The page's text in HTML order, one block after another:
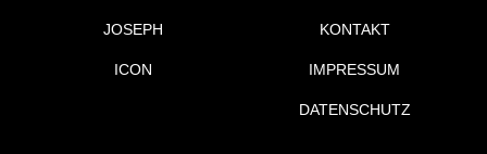
JOSEPH
ICON
KONTAKT
IMPRESSUM
DATENSCHUTZ